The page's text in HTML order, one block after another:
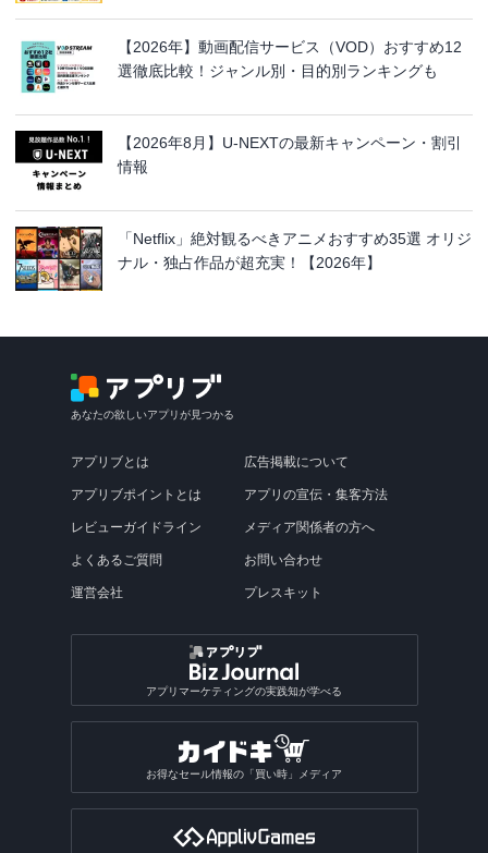
【2026年】動画配信サービス（VOD）おすすめ12
選徹底比較！ジャンル別・目的別ランキングも
【2026年8月】U-NEXTの最新キャンペーン・割引
情報
「Netflix」絶対観るべきアニメおすすめ35選 オリジ
ナル・独占作品が超充実！【2026年】
あなたの欲しいアプリが見つかる
アプリブとは
アプリブポイントとは
レビューガイドライン
よくあるご質問
運営会社
広告掲載について
アプリの宣伝・集客方法
メディア関係者の方へ
お問い合わせ
プレスキット
アプリマーケティングの実践知が学べる
お得なセール情報の「買い時」メディア